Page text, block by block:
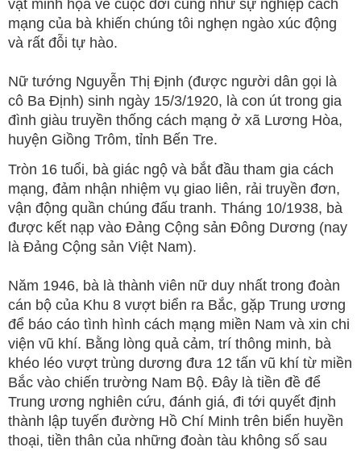
vật minh họa về cuộc đời cũng như sự nghiệp cách
mạng của bà khiến chúng tôi nghẹn ngào xúc động
và rất đỗi tự hào.
Nữ tướng Nguyễn Thị Định (được người dân gọi là
cô Ba Định) sinh ngày 15/3/1920, là con út trong gia
đình giàu truyền thống cách mạng ở xã Lương Hòa,
huyện Giồng Trôm, tỉnh Bến Tre.
Tròn 16 tuổi, bà giác ngộ và bắt đầu tham gia cách
mạng, đảm nhận nhiệm vụ giao liên, rải truyền đơn,
vận động quần chúng đấu tranh. Tháng 10/1938, bà
được kết nạp vào Đảng Cộng sản Đông Dương (nay
là Đảng Cộng sản Việt Nam).
Năm 1946, bà là thành viên nữ duy nhất trong đoàn
cán bộ của Khu 8 vượt biển ra Bắc, gặp Trung ương
để báo cáo tình hình cách mạng miền Nam và xin chi
viện vũ khí. Bằng lòng quả cảm, trí thông minh, bà
khéo léo vượt trùng dương đưa 12 tấn vũ khí từ miền
Bắc vào chiến trường Nam Bộ. Đây là tiền đề để
Trung ương nghiên cứu, đánh giá, đi tới quyết định
thành lập tuyến đường Hồ Chí Minh trên biển huyền
thoại, tiền thân của những đoàn tàu không số sau